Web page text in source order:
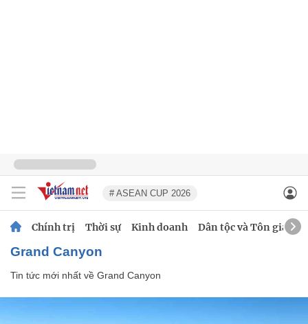
# ASEAN CUP 2026
Chính trị Thời sự Kinh doanh Dân tộc và Tôn giáo
Grand Canyon
Tin tức mới nhất về Grand Canyon